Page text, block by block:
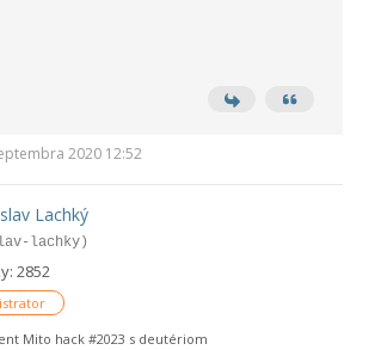
2020 12:52
Lachký
lachky)
2852
Mito hack #2023 s deutériom